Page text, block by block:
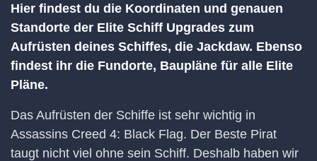
Hier findest du die Koordinaten und genauen
Standorte der Elite Schiff Upgrades zum
Aufrüsten deines Schiffes, die Jackdaw. Ebenso
findest ihr die Fundorte, Baupläne für alle Elite
Pläne.
Das Aufrüsten der Schiffe ist sehr wichtig in
Assassins Creed 4: Black Flag. Der Beste Pirat
taugt nicht viel ohne sein Schiff. Deshalb haben wir